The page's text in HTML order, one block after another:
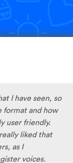
I have seen, so
format and how
user friendly.
liked that
as I
voices.